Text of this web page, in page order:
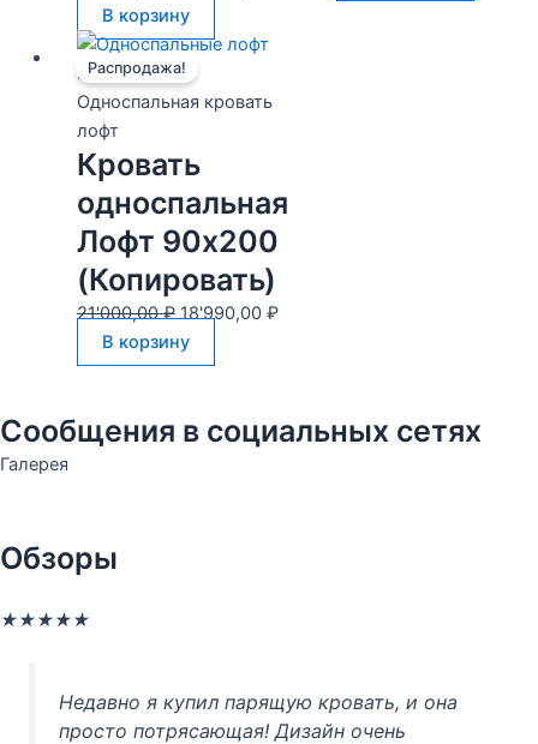
В корзину
Распродажа!
Односпальная кровать
лофт
Кровать
односпальная
Лофт 90х200
(Копировать)
21'000,00₽
Первоначальная
цена
составляла
18'990,00 ₽
В корзину
Сообщения в социальных сетях
Галерея
Обзоры
★★★★★
5
Недавно я купил парящую кровать, и она
просто потрясающая! Дизайн очень